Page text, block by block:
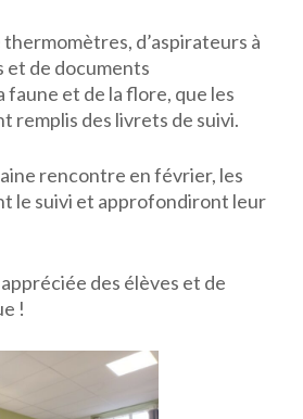
thermomètres, d’aspirateurs à
et de documents
faune et de la flore, que les
remplis des livrets de suivi.
rencontre en février, les
le suivi et approfondiront leur
des élèves et de
!